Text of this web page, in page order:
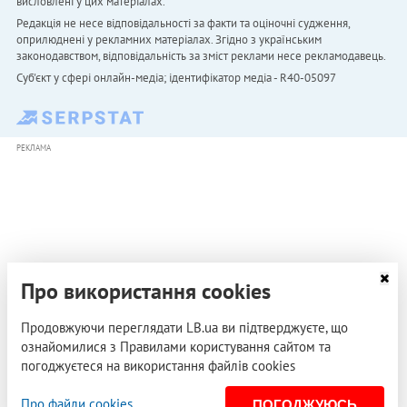
Редакція не несе відповідальності за факти та оціночні судження,
оприлюднені у рекламних матеріалах. Згідно з українським
законодавством, відповідальність за зміст реклами несе рекламодавець.
Cуб'єкт у сфері онлайн-медіа; ідентифікатор медіа - R40-05097
РЕКЛАМА
Про використання cookies
Продовжуючи переглядати LB.ua ви підтверджуєте, що
ознайомилися з Правилами користування сайтом та
погоджуєтеся на використання файлів cookies